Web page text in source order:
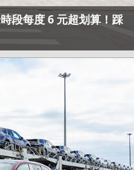
段每度 6 元超划算！踩